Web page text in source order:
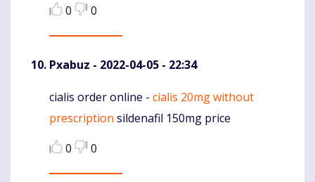
0
0
Pxabuz - 2022-04-05 - 22:34
Komentaras
cialis order online - cialis 20mg without
prescription sildenafil 150mg price
0
0